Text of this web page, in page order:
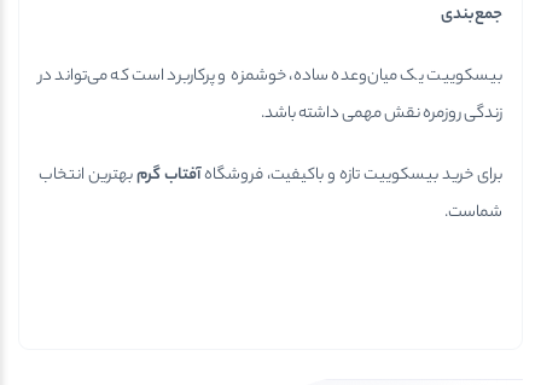
جمع‌بندی
بیسکوییت یک میان‌وعده ساده، خوشمزه و پرکاربرد است که می‌تواند در
زندگی روزمره نقش مهمی داشته باشد.
برای خرید بیسکوییت تازه و باکیفیت، فروشگاهآفتاب گرمبهترین انتخاب
شماست.